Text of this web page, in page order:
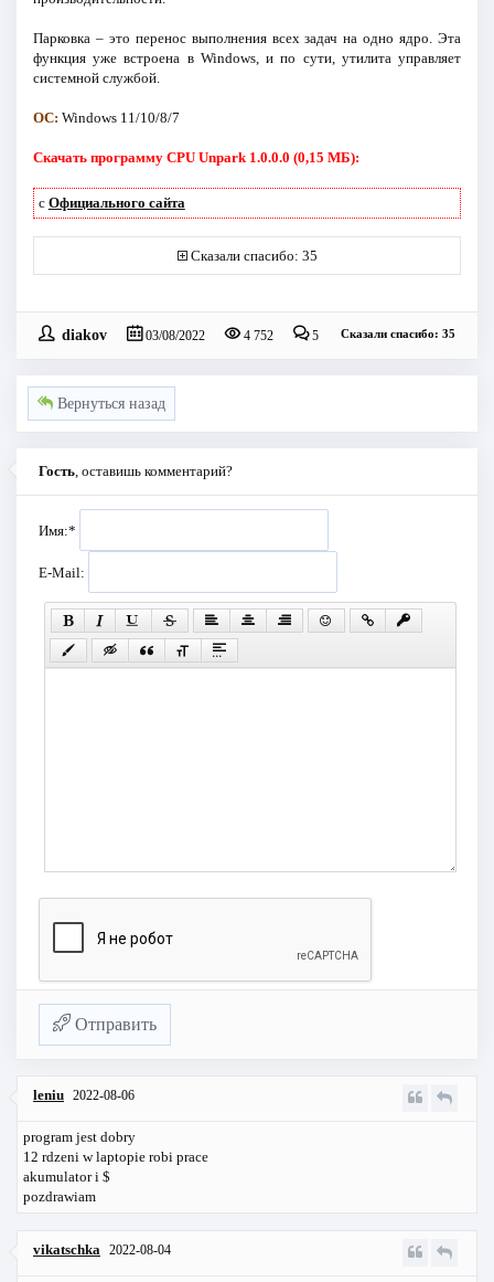
Парковка – это перенос выполнения всех задач на одно ядро. Эта
функция уже встроена в Windows, и по сути, утилита управляет
системной службой.
ОС: Windows 11/10/8/7
Скачать программу CPU Unpark 1.0.0.0 (0,15 МБ):
с Официального сайта
Сказали спасибо: 35
diakov 03/08/2022 4 752 5 Сказали спасибо: 35
Вернуться назад
Гость , оставишь комментарий?
Имя:*
E-Mail:
Отправить
leniu 2022-08-06
program jest dobry
12 rdzeni w laptopie robi prace
akumulator i $
pozdrawiam
vikatschka 2022-08-04